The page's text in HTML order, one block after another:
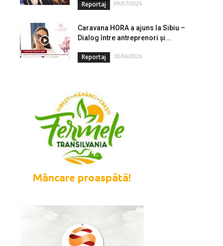
Reportaj 09/07/2026
Caravana HORA a ajuns la Sibiu –
Dialog între antreprenori și...
Reportaj 30/06/2026